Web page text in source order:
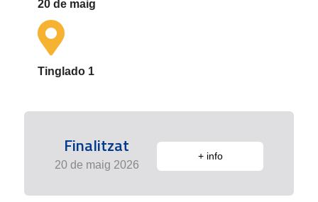
20 de maig
Tinglado 1
Finalitzat
20 de maig 2026
+ info